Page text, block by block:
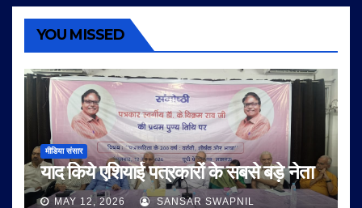
YOU MISSED
मीडिया संसार
याद किये एशियाई पत्रकारों के सबसे बड़े नेता
MAY 12, 2026 SANSAR SWAPNIL